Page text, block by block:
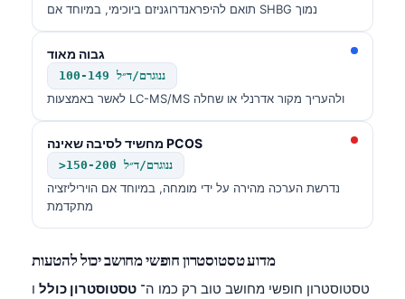
תואם להיפראנדרוגניזם ביוכימי, במיוחד אם SHBG נמוך
גבוה מאוד
100-149 ננוגרם/ד״ל
לאשר באמצעות LC-MS/MS ולהעריך מקור אדרנלי או שחלה
מחשיד לסיבה שאינה PCOS
>150-200 ננוגרם/ד״ל
נדרשת הערכה מהירה על ידי מומחה, במיוחד אם הויריליזציה
מתקדמת
מדוע טסטוסטרון חופשי מחושב יכול להטעות
טסטוסטרון חופשי מחושב טוב רק כמו ה־ טסטוסטרון כולל ו